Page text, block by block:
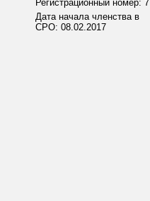
Регистрационный номер: 7
Дата начала членства в
СРО: 08.02.2017